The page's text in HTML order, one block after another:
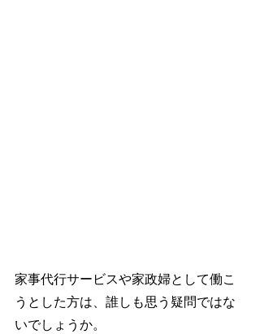
家事代行サービスや家政婦として働こ
うとした方は、誰しも思う疑問ではな
いでしょうか。